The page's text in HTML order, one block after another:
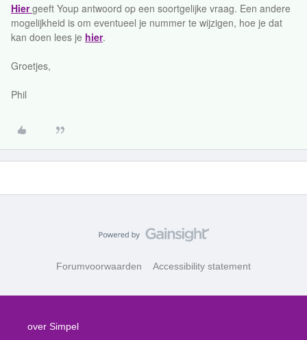
Hier geeft Youp antwoord op een soortgelijke vraag. Een andere
mogelijkheid is om eventueel je nummer te wijzigen, hoe je dat
kan doen lees je hier.
Groetjes,
Phil
Forumvoorwaarden Accessibility statement
over Simpel